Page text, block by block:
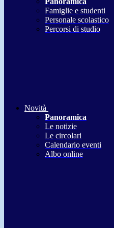
Famiglie e studenti
Personale scolastico
Percorsi di studio
Novità
Panoramica
Le notizie
Le circolari
Calendario eventi
Albo online